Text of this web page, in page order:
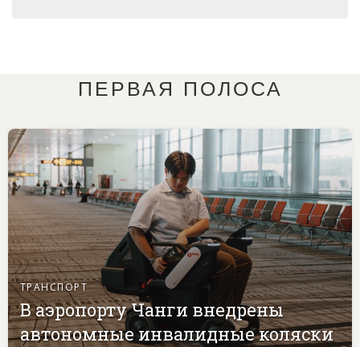
ПЕРВАЯ ПОЛОСА
ТРАНСПОРТ
В аэропорту Чанги внедрены
автономные инвалидные коляски